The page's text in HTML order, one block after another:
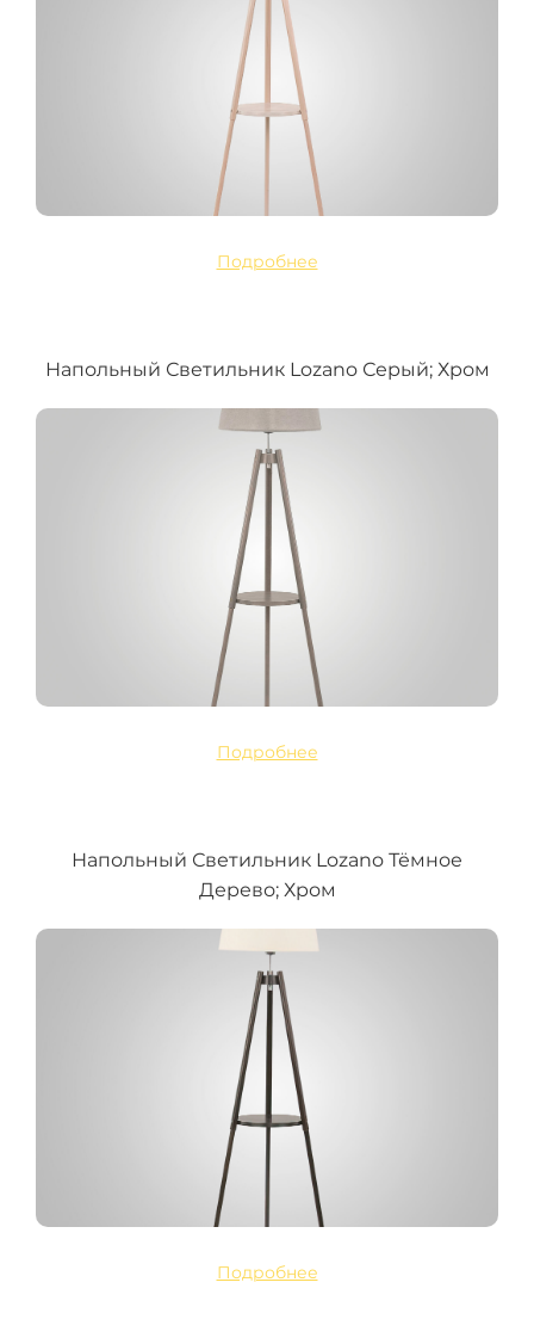
Подробнее
Напольный Светильник Lozano Серый; Хром
Подробнее
Напольный Светильник Lozano Тёмное
Дерево; Хром
Подробнее